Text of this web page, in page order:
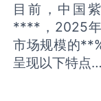
目前，中国
****，2025
市场规模的
呈现以下特点